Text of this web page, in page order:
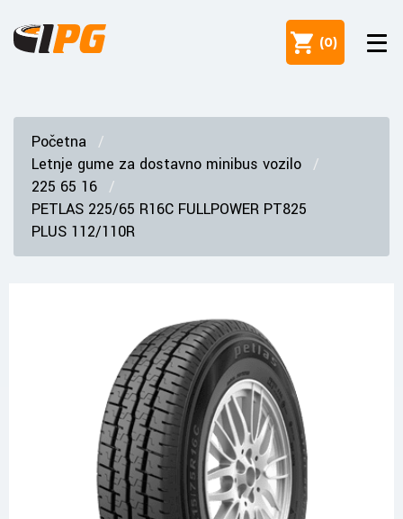
(0)
Početna
Letnje gume za dostavno minibus vozilo
225 65 16
PETLAS 225/65 R16C FULLPOWER PT825
PLUS 112/110R